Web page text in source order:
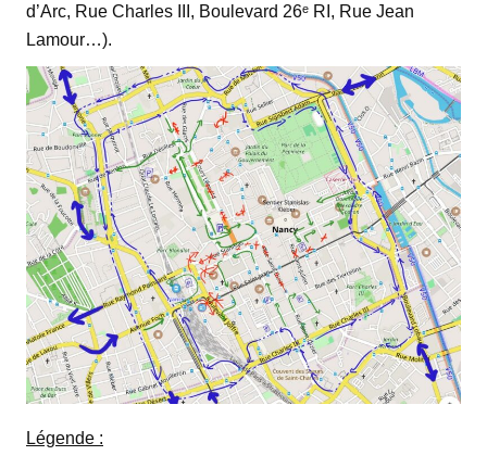
d’Arc, Rue Charles III, Boulevard 26ᵉ RI, Rue Jean
Lamour…).
Légende :